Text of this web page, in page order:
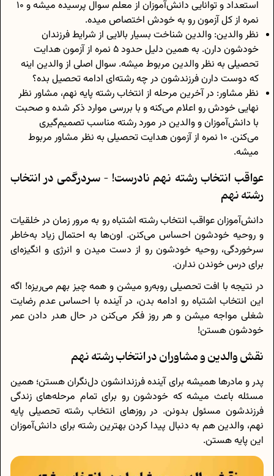
استعداد و توانایی دانش‌آموزان از معلم سوال پرسیده میشه و 10
نمره از کل آزمون رو به خودش اختصاص میده.
نظر والدین: والدین شناخت بسیار بالایی از شرایط فرزندان
خودشون دارن. به همین دلیل حدود 5 نمره از آزمون هدایت
تحصیلی به نظر والدین مربوط میشه. سوال اصلی از والدین اینه
که دوست دارن فرزندشون در چه رشته‌ای ادامه تحصیل بده؟
نظر مشاور: در آخرین مرحله از انتخاب رشته پایه نهم، مشاور نظر
نهایی خودش رو اعلام می‌کنه و با بررسی موارد ذکر شده و صحبت
با دانش‌آموزان و والدین در مورد رشته مناسب تصمیم‌گیری
می‌کنن. 10 نمره از آزمون هدایت تحصیلی به نظر مشاور مربوط
میشه.
عواقب انتخاب رشته نهم نادرست! – سردرگمی در انتخاب
رشته نهم
دانش‌آموزان عواقب انتخاب رشته اشتباه رو به مرور زمان در خلقیات
و روحیه خودشون احساس می‌کنن. اون‌ها به احتمال زیاد به‌خاطر
سرخوردگی، روحیه خودشون رو از دست میدن و انرژی و انگیزه‌ای
برای درس خوندن ندارن.
در نتیجه با افت تحصیلی روبه‌رو میشن و همه چیز بهم می‌ریزه! اگه
این انتخاب اشتباه رو ادامه بدن، در آینده با احساس عدم رضایت
شغلی مواجه میشن و هر روز فکر می‌کنن در حال هدر دادن عمر
خودشون هستن!
نقش والدین و مشاوران در انتخاب رشته نهم
پدر و مادرها همیشه برای آینده فرزندانشون دل‌نگران هستن؛ همین
مسئله باعث میشه که خودشون رو برای تمام مرحله‌های زندگی
فرزندشون مسئول بدونن. در روزهای انتخاب رشته تحصیلی پایه
نهم، والدین هم به دنبال پیدا کردن بهترین رشته برای دانش‌آموزان
این پایه هستن.